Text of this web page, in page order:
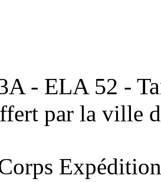
- ELA 52 -
par la ville